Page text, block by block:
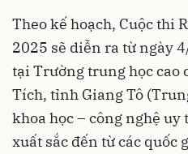
Theo kế hoạch, Cuộc thi
2025 sẽ diễn ra từ ngày
tại Trường trung học cao
Tích, tỉnh Giang Tô
khoa học – công nghệ
xuất sắc đến từ các quốc